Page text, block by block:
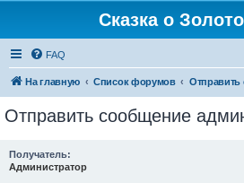
Сказка о
FAQ
На главную Список форумов
Отправить сообщение
Получатель:
Администратор